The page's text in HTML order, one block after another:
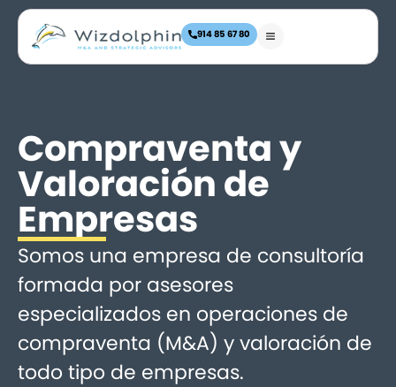
914 85 67 80
Compraventa y
Valoración de
Empresas
Somos una empresa de consultoría
formada por asesores
especializados en operaciones de
compraventa (M&A) y valoración de
todo tipo de empresas.